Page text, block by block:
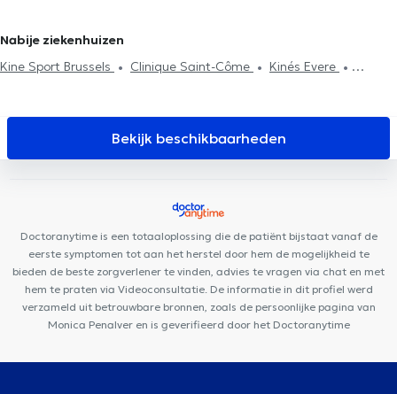
Nabije ziekenhuizen
Kine Sport Brussels
Clinique Saint-Côme
Kinés Evere
Centre Médical de l'optimisme
Amimo Lenneke
Uperform Evere
Cabinet Dentaire des Iles
Versailles Dental Clinic Woluwe
Amimo Cerisiers
Bekijk beschikbaarheden
Doctoranytime is een totaaloplossing die de patiënt bijstaat vanaf de
eerste symptomen tot aan het herstel door hem de mogelijkheid te
bieden de beste zorgverlener te vinden, advies te vragen via chat en met
hem te praten via Videoconsultatie. De informatie in dit profiel werd
verzameld uit betrouwbare bronnen, zoals de persoonlijke pagina van
Monica Penalver en is geverifieerd door het Doctoranytime